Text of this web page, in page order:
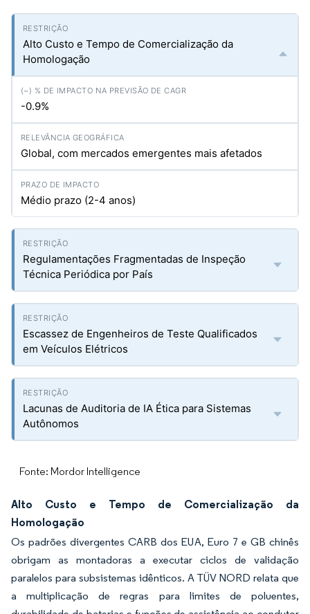
Alto Custo e Tempo de Comercialização da
Homologação
-0.9%
Global, com mercados emergentes mais afetados
Médio prazo (2-4 anos)
Regulamentações Fragmentadas de Inspeção
Técnica Periódica por País
Escassez de Engenheiros de Teste Qualificados
em Veículos Elétricos
Lacunas de Auditoria de IA Ética para Sistemas
Autônomos
Fonte: Mordor Intelligence
Alto Custo e Tempo de Comercialização da
Homologação
Os padrões divergentes CARB dos EUA, Euro 7 e GB chinês
obrigam as montadoras a executar ciclos de validação
paralelos para subsistemas idênticos. A TÜV NORD relata que
a multiplicação de regras para limites de poluentes,